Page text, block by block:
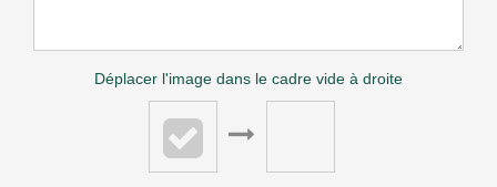
Déplacer l'image dans le cadre vide à droite